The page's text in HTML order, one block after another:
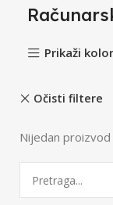
Prikaži
Očisti filtere
Nijedan